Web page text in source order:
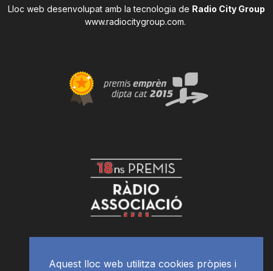
Lloc web desenvolupat amb la tecnologia de Radio City Group
www.radiocitygroup.com.
Aquest lloc web utilitza cookies pròpies i